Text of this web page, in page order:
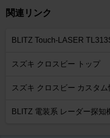
関連リンク
BLITZ Touch-LASER
スズキ クロスビー トップ
スズキ クロスビー カスタム
BLITZ 電装系 レーダー探知